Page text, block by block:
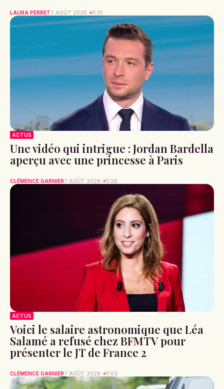
LAURA PERRET7 AOÛT 2026 11:31
ACTUS
Une vidéo qui intrigue : Jordan Bardella
aperçu avec une princesse à Paris
CLÉMENCE GARNIER7 AOÛT 2026 11:28
ACTUS
Voici le salaire astronomique que Léa
Salamé a refusé chez BFMTV pour
présenter le JT de France 2
CLÉMENCE GARNIER7 AOÛT 2026 11:03